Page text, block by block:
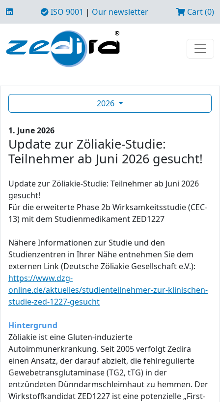
ISO 9001 | Our newsletter Cart (0)
2026
1. June 2026
Update zur Zöliakie-Studie:
Teilnehmer ab Juni 2026 gesucht!
Update zur Zöliakie-Studie: Teilnehmer ab Juni 2026
gesucht!
Für die erweiterte Phase 2b Wirksamkeitsstudie (CEC-
13) mit dem Studienmedikament ZED1227
Nähere Informationen zur Studie und den
Studienzentren in Ihrer Nähe entnehmen Sie dem
externen Link (Deutsche Zöliakie Gesellschaft e.V.):
https://www.dzg-
online.de/aktuelles/studienteilnehmer-zur-klinischen-
studie-zed-1227-gesucht
Hintergrund
Zöliakie ist eine Gluten-induzierte
Autoimmunerkrankung. Seit 2005 verfolgt Zedira
einen Ansatz, der darauf abzielt, die fehlregulierte
Gewebetransglutaminase (TG2, tTG) in der
entzündeten Dünndarmschleimhaut zu hemmen. Der
Wirkstoffkandidat ZED1227 ist eine potenzielle „First-